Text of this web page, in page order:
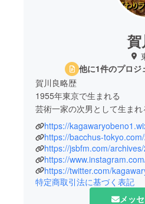
賀
他に1件のプロジ
賀川良略歴
1955年東京で生まれる
芸術一家の次男として生まれ
彼は3歳でポリオになる。
そして、大学卒業直後、統合
30年のリハビリ後、完治。
その後、アート活動を始める
東京の国立新美術館で開催さ
https://
https://bacchus-
https://jsbfm.com/
https://
特定商取引法に基づく表記
メッ